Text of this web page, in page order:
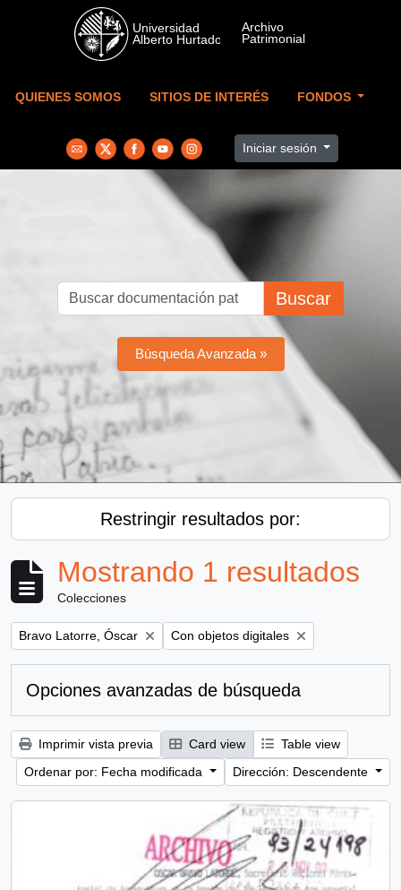
Skip to main content
QUIENES SOMOS SITIOS DE INTERÉS FONDOS
Iniciar sesión
Buscar
Búsqueda Avanzada »
Restringir resultados por:
Mostrando 1 resultados
Colecciones
Remove filter:
Bravo Latorre, Óscar Remove filter:
Con objetos digitales
Opciones avanzadas de búsqueda
Imprimir vista previa Card view
Table view
Ordenar por: Fecha modificada
Dirección: Descendente